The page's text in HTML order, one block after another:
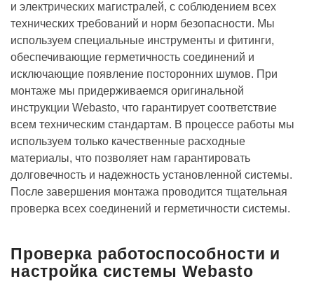
и электрических магистралей, с соблюдением всех
технических требований и норм безопасности. Мы
используем специальные инструменты и фитинги,
обеспечивающие герметичность соединений и
исключающие появление посторонних шумов. При
монтаже мы придерживаемся оригинальной
инструкции Webasto, что гарантирует соответствие
всем техническим стандартам. В процессе работы мы
используем только качественные расходные
материалы, что позволяет нам гарантировать
долговечность и надежность установленной системы.
После завершения монтажа проводится тщательная
проверка всех соединений и герметичности системы.
Проверка работоспособности и
настройка системы Webasto